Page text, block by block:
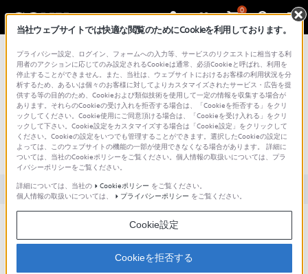
0
総合サポート・お問い合わせ
文書番号 : S1210019005318 / 最終更新日 : 2025/03/11
録画を開始または停止できません。
（アクションカム）
対象製品カテゴリー・製品
以下をご確認ください
当社ウェブサイトでは快適な閲覧のためにCookieを利用しております。
プライバシー設定、ログイン、フォームへの入力等、サービスのリクエストに相当する利
用者のアクションに応じてのみ設定されるCookieは通常、必須Cookieと呼ばれ、利用を
停止することができません。また、当社は、ウェブサイトにおけるお客様の利用状況を分
析するため、あるいは個々のお客様に対してよりカスタマイズされたサービス・広告を提
供する等の目的のため、Cookieおよび類似技術を使用して一定の情報を収集する場合が
あります。それらのCookieの受け入れを拒否する場合は、「Cookieを拒否する」をクリ
ックしてください。Cookie使用にご同意頂ける場合は、「Cookieを受け入れる」をクリ
ックして下さい。Cookie設定をカスタマイズする場合は「Cookie設定」をクリックして
ください。Cookieの設定をいつでも管理することができます。選択したCookieの設定に
よっては、このウェブサイトの機能の一部が使用できなくなる場合があります。 詳細に
ついては、当社のCookieポリシーをご覧ください。個人情報の取扱いについては、プラ
イバシーポリシーをご覧ください。
詳細については、当社の
Cookieポリシー をご覧ください。
個人情報の取扱いについては、
プライバシーポリシー をご覧ください。
Cookie設定
Cookieを拒否する